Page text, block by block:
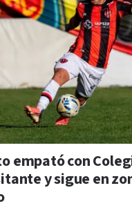
empató con
y sigue en